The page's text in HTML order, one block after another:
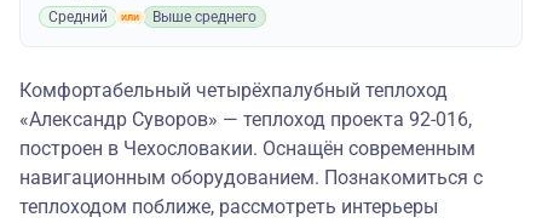
Средний Выше среднего
Комфортабельный четырёхпалубный теплоход
«Александр Суворов» — теплоход проекта 92-016,
построен в Чехословакии. Оснащён современным
навигационным оборудованием. Познакомиться с
теплоходом поближе, рассмотреть интерьеры